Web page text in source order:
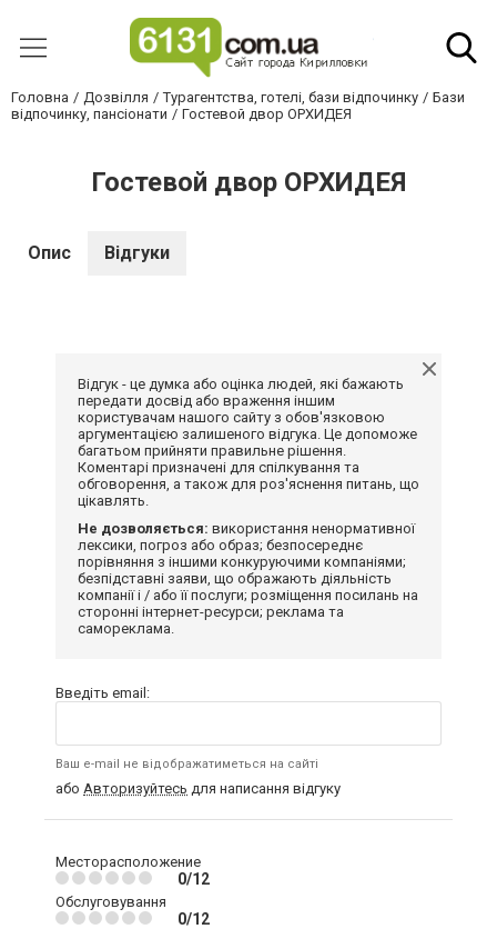
Головна Дозвілля Турагентства, готелі, бази відпочинку
Бази
відпочинку, пансіонати
Гостевой двор ОРХИДЕЯ
Гостевой двор ОРХИДЕЯ
Опис Відгуки
Відгук - це думка або оцінка людей, які бажають
передати досвід або враження іншим
користувачам нашого сайту з обов'язковою
аргументацією залишеного відгука. Це допоможе
багатьом прийняти правильне рішення.
Коментарі призначені для спілкування та
обговорення, а також для роз'яснення питань, що
цікавлять.
Не дозволяється: використання ненормативної
лексики, погроз або образ; безпосереднє
порівняння з іншими конкуруючими компаніями;
безпідставні заяви, що ображають діяльність
компанії і / або її послуги; розміщення посилань на
сторонні інтернет-ресурси; реклама та
самореклама.
Введіть email:
Ваш e-mail не відображатиметься на сайті
або Авторизуйтесь для написання відгуку
Месторасположение
0/12
Обслуговування
0/12